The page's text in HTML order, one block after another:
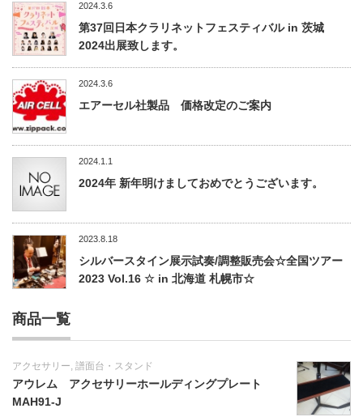
2024.3.6
第37回日本クラリネットフェスティバル in 茨城
2024出展致します。
2024.3.6
エアーセル社製品 価格改定のご案内
2024.1.1
2024年 新年明けましておめでとうございます。
2023.8.18
シルバースタイン展示試奏/調整販売会☆全国ツアー
2023 Vol.16 ☆ in 北海道 札幌市☆
商品一覧
アクセサリー, 譜面台・スタンド
アウレム アクセサリーホールディングプレート
MAH91-J